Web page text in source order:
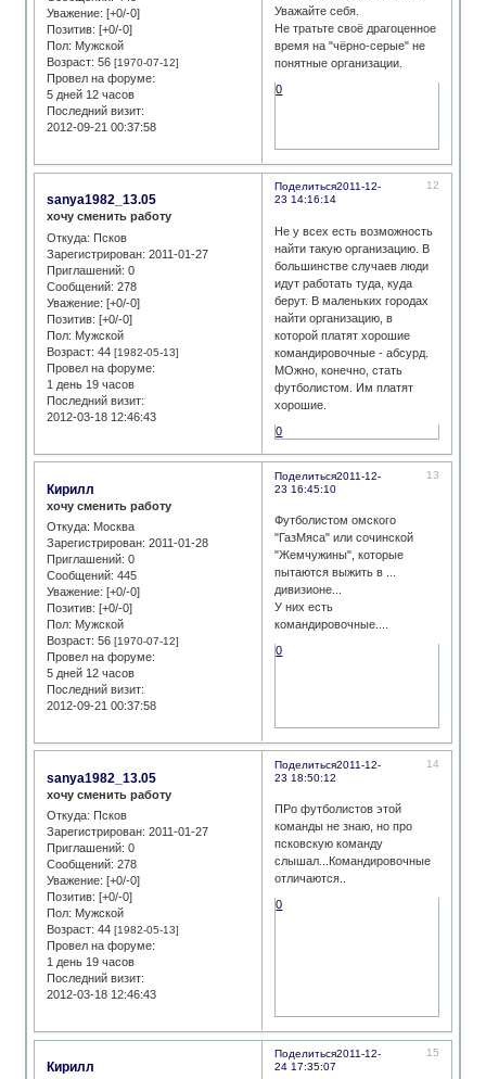
Уважение: [+0/-0]
Позитив: [+0/-0]
Пол: Мужской
Возраст: 56[1970-07-12]
Провел на форуме:
5 дней 12 часов
Последний визит:
2012-09-21 00:37:58
Уважайте себя.
Не тратьте своё драгоценное
время на "чёрно-серые" не
понятные организации.
0
Поделиться 12
2011-12-
23 14:16:14
sanya1982_13.05
хочу сменить работу
Откуда: Псков
Зарегистрирован: 2011-01-27
Приглашений: 0
Сообщений: 278
Уважение: [+0/-0]
Позитив: [+0/-0]
Пол: Мужской
Возраст: 44[1982-05-13]
Провел на форуме:
1 день 19 часов
Последний визит:
2012-03-18 12:46:43
Не у всех есть возможность
найти такую организацию. В
большинстве случаев люди
идут работать туда, куда
берут. В маленьких городах
найти организацию, в
которой платят хорошие
командировочные - абсурд.
МОжно, конечно, стать
футболистом. Им платят
хорошие.
0
Поделиться 13
2011-12-
23 16:45:10
Кирилл
хочу сменить работу
Откуда: Москва
Зарегистрирован: 2011-01-28
Приглашений: 0
Сообщений: 445
Уважение: [+0/-0]
Позитив: [+0/-0]
Пол: Мужской
Возраст: 56[1970-07-12]
Провел на форуме:
5 дней 12 часов
Последний визит:
2012-09-21 00:37:58
Футболистом омского
"ГазМяса" или сочинской
"Жемчужины", которые
пытаются выжить в ...
дивизионе...
У них есть
командировочные....
0
Поделиться 14
2011-12-
23 18:50:12
sanya1982_13.05
хочу сменить работу
Откуда: Псков
Зарегистрирован: 2011-01-27
Приглашений: 0
Сообщений: 278
Уважение: [+0/-0]
Позитив: [+0/-0]
Пол: Мужской
Возраст: 44[1982-05-13]
Провел на форуме:
1 день 19 часов
Последний визит:
2012-03-18 12:46:43
ПРо футболистов этой
команды не знаю, но про
псковскую команду
слышал...Командировочные
отличаются..
0
Поделиться 15
2011-12-
24 17:35:07
Кирилл